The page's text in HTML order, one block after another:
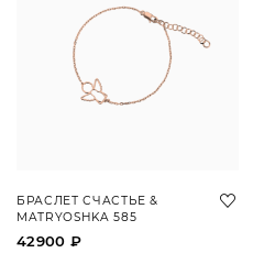
БРАСЛЕТ СЧАСТЬЕ &
MATRYOSHKA 585
42900 ₽